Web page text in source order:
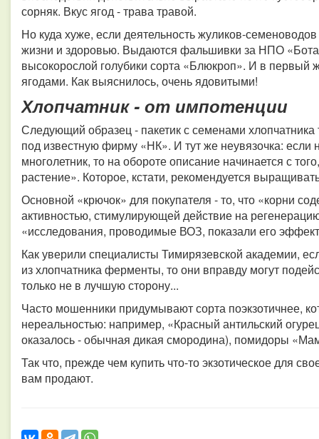
сорняк. Вкус ягод - трава травой.
Но куда хуже, если деятельность жуликов-
жизни и здоровью. Выдаются фальшивки за НПО
высокорослой голубики сорта «Блюкроп». И в первый
ягодами. Как выяснилось, очень ядовитыми!
Хлопчатник - от импотенции
Следующий образец - пакетик с семенами
под известную фирму «НК». И тут же неувязочка: если
многолетник, то на обороте описание начинается с
растение». Которое, кстати, рекомендуется
Основной «крючок» для покупателя - то, что «корни
активностью, стимулирующей действие на
«исследования, проводимые ВОЗ, показали его
Как уверили специалисты Тимирязевской академии,
из хлопчатника ферменты, то они вправду могут
только не в лучшую сторону...
Часто мошенники придумывают сорта поэкзотичнее,
нереальностью: например, «Красный антильский
оказалось - обычная дикая смородина), помидоры
Так что, прежде чем купить что-то экзотическое для
вам продают.